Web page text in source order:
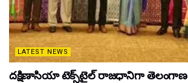
LATEST NEWS
దక్షిణాసియా టెక్స్‌టైల్ రాజధానిగా తెలంగాణ